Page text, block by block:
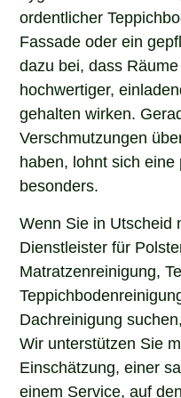
ordentlicher
Fassade oder ein
dazu bei, dass
hochwertiger,
gehalten wirken.
Verschmutzungen
haben, lohnt sich
besonders.
Wenn Sie in Utscheid
Dienstleister für
Matratzenreinigung,
Dachreinigung
Wir unterstützen Sie
Einschätzung, einer
einem Service, auf